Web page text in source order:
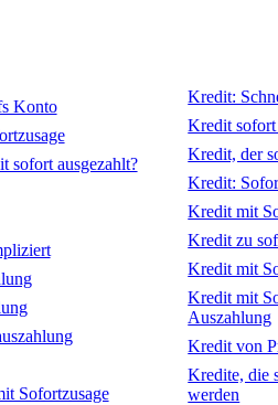
Konto
sofort ausgezahlt?
Sofortzusage
Kredit:
Kredit sofort
Kredit, der
Kredit:
Kredit mit
Kredit zu
Kredit mit
Kredit mit
Auszahlung
Kredit von
Kredite, die
werden